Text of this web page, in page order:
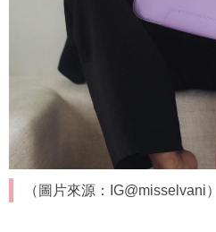
（圖片來源：IG@misselvani）